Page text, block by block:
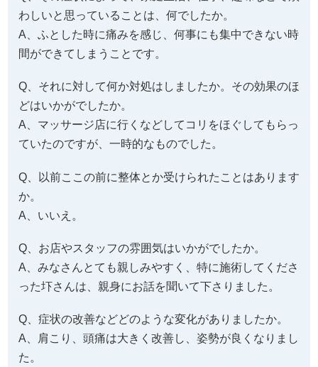
わしいと思っていることは、何でしたか。
A、ふとした時に痛みを感じ、何事にも集中できない時
間ができてしまうことです。
Q、それに対して何か対処はしましたか。その効果のほ
どはいかがでしたか。
A、マッサージ店に行くなどしてコリをほぐしてもらっ
ていたのですが、一時的なものでした。
Q、以前ここの前に整体とか受けられたことはあります
か。
A、いいえ。
Q、お店やスタッフの雰囲気はいかがでしたか。
A、みなさんとても親しみやすく、特に施術してくださ
った圷さんは、親身にお話を聞いて下さりました。
Q、症状の改善などどのような変化がありましたか。
A、肩こり、頭痛は大きく改善し、姿勢が良くなりまし
た。